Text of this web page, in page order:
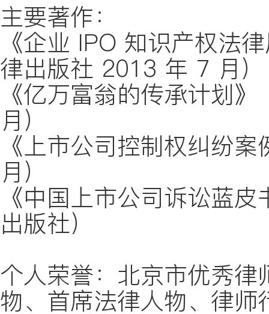
主要著作：
《企业 IPO 知识产权法
律出版社 2013 年 7 月）
《亿万富翁的传承计划
月）
《上市公司控制权纠纷
月）
《中国上市公司诉讼蓝
出版社）
个人荣誉：北京市优秀
物、首席法律人物、律